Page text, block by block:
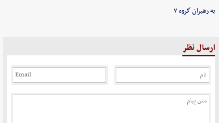
به رهبران گروه ۷
ارسال نظر